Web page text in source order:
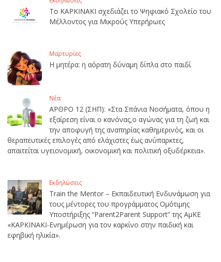
Το ΚΑΡΚΙΝΑΚΙ σχεδιάζει το Ψηφιακό Σχολείο του
Μέλλοντος για Μικρούς Υπερήρωες
Μαρτυρίες
Η μητέρα: η αόρατη δύναμη δίπλα στο παιδί
Νέα
ΑΡΘΡΟ 12 (ΣΗΠ): «Στα Σπάνια Νοσήματα, όπου η
εξαίρεση είναι ο κανόνας,ο αγώνας για τη ζωή και
την αποφυγή της αναπηρίας καθημερινός, και οι
θεραπευτικές επιλογές από ελάχιστες έως ανύπαρκτες,
απαιτείται υγειονομική, οικονομική και πολιτική οξυδέρκεια».
Εκδηλώσεις
Train the Mentor – Εκπαιδευτική Ενδυνάμωση για
τους μέντορες του προγράμματος Ομότιμης
Υποστήριξης “Parent2Parent Support” της ΑμΚΕ
«ΚΑΡΚΙΝΑΚΙ-Ενημέρωση για τον καρκίνο στην παιδική και
εφηβική ηλικία».